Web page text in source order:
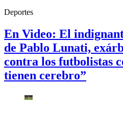
Deportes
En Video: El
de Pablo Lunati,
contra los futbolistas
tienen cerebro”